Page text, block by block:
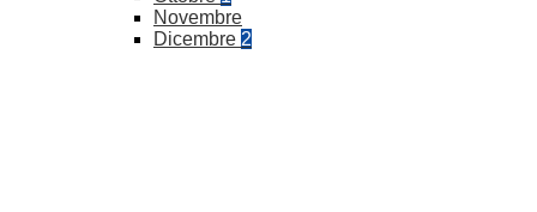
Novembre
Dicembre 2